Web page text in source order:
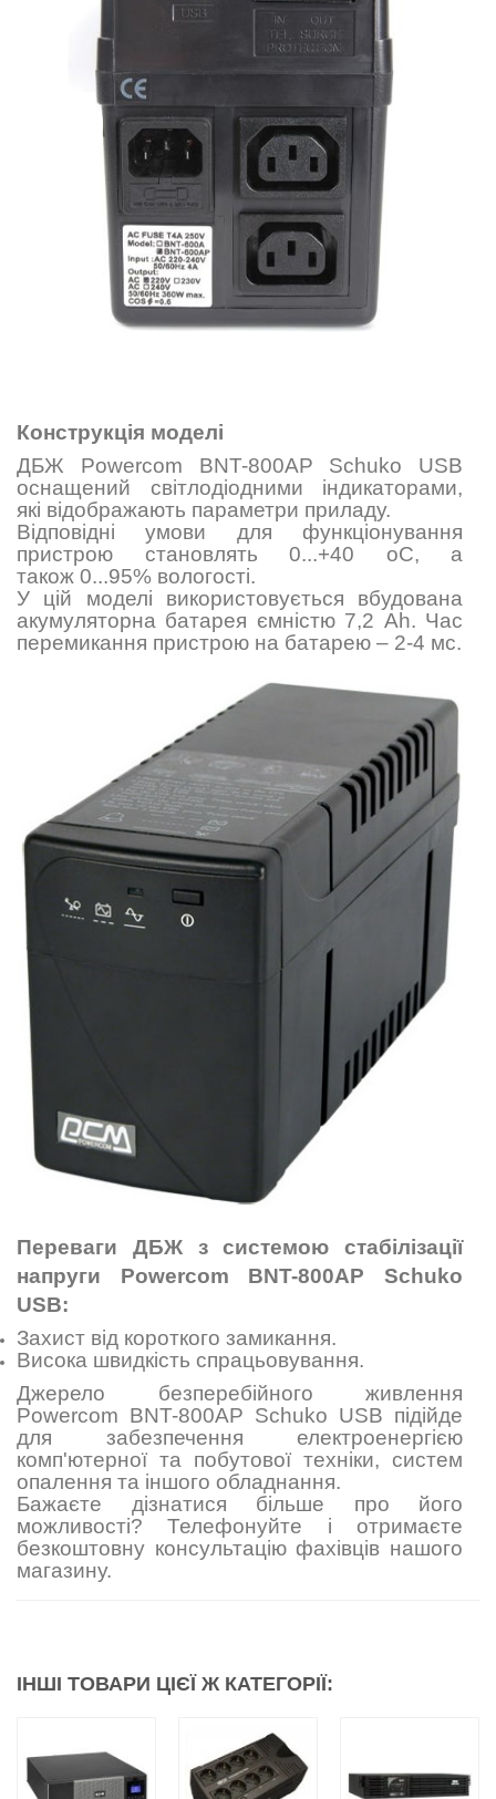
Конструкція моделі
ДБЖ Powercom BNT-800AР Schuko USB
оснащений світлодіодними індикаторами,
які відображають параметри приладу.
Відповідні умови для функціонування
пристрою становлять 0...+40 оС, а
також 0...95% вологості.
У цій моделі використовується вбудована
акумуляторна батарея ємністю 7,2 Ah. Час
перемикання пристрою на батарею – 2-4 мс.
Переваги ДБЖ з системою стабілізації
напруги Powercom BNT-800AР Schuko
USB:
Захист від короткого замикання.
Висока швидкість спрацьовування.
Джерело безперебійного живлення
Powercom BNT-800AР Schuko USB підійде
для забезпечення електроенергією
комп'ютерної та побутової техніки, систем
опалення та іншого обладнання.
Бажаєте дізнатися більше про його
можливості? Телефонуйте і отримаєте
безкоштовну консультацію фахівців нашого
магазину.
ІНШІ ТОВАРИ ЦІЄЇ Ж КАТЕГОРІЇ: